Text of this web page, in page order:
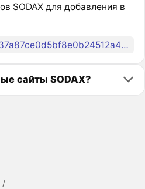
SODAX для добавления в
0x7c7d53eecda37a87ce0d5bf8e0b24512a48dc963
сайты SODAX?
/